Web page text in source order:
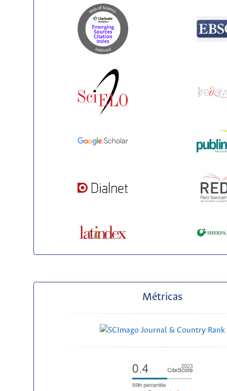
Métricas